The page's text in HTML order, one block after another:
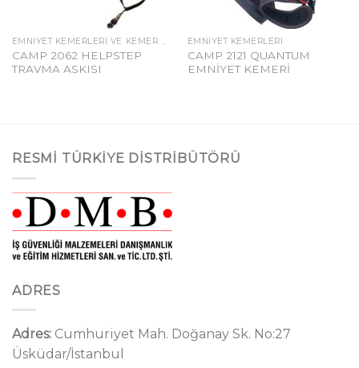
EMNIYET KEMERLERI VE KEMER AKSESUARLARI
CAMP 2062 HELPSTEP
TRAVMA ASKISI
EMNIYET KEMERLERI
CAMP 2121 QUANTUM
EMNİYET KEMERİ
RESMI TÜRKIYE DISTRIBÜTÖRÜ
ADRES
Adres: Cumhuriyet Mah. Doğanay Sk. No:27
Üsküdar/İstanbul